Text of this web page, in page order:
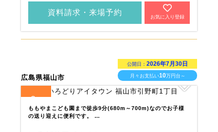
資料請求・来場予約
お気に入り登録
広島県福山市
公開日：2026年7月30日
月々お支払い10万円台～
3
ももやまこども園まで徒歩9分(680m～700m)なのでお子様
の送り迎えに便利です。 …